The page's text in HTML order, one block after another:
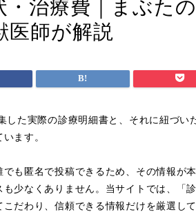
治療費｜まぶた
医師が解説
た実際の診療明細書と、それに紐づい
ます。
も匿名で投稿できるため、その情報が
少なくありません。当サイトでは、「
だわり、信頼できる情報だけを厳選して